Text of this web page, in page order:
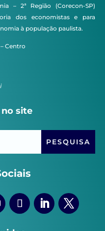
– 2ª Região (Corecon-SP)
dos economistas e para
à população paulista.
Centro
no site